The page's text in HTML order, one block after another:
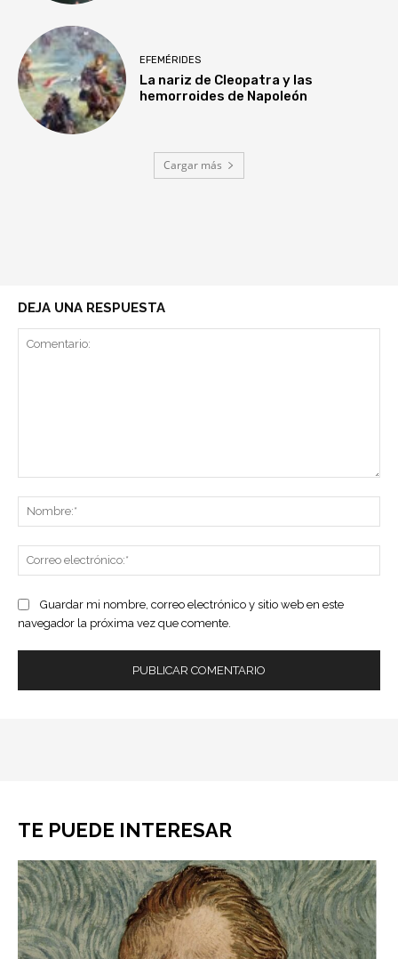
EFEMÉRIDES
La nariz de Cleopatra y las
hemorroides de Napoleón
Cargar más
DEJA UNA RESPUESTA
Guardar mi nombre, correo electrónico y sitio web en este
navegador la próxima vez que comente.
TE PUEDE INTERESAR